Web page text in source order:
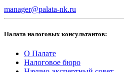
manager@palata-nk.ru
Палата налоговых консультантов:
О Палате
Налоговое бюро